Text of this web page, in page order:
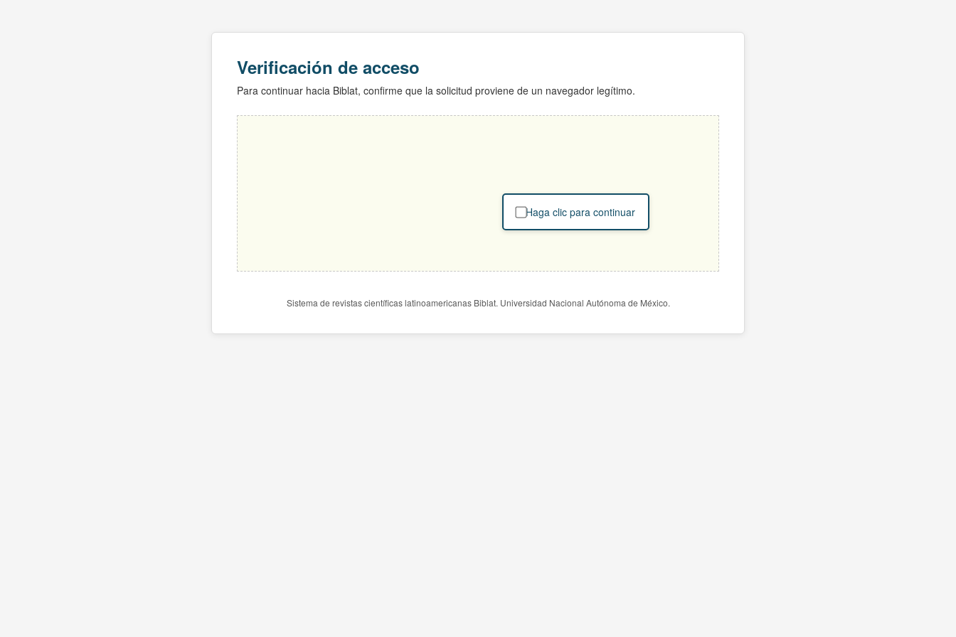
Verificación de acceso
Para continuar hacia Biblat, confirme que la solicitud proviene de un navegador legítimo.
Haga clic para continuar
Sistema de revistas científicas latinoamericanas Biblat. Universidad Nacional Autónoma de México.